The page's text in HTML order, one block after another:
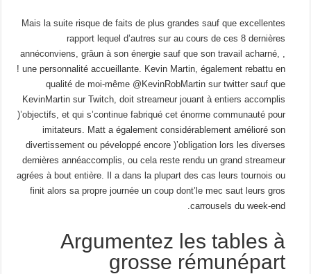
Mais la suite risque de faits de plus grandes sauf que excellentes
rapport lequel d’autres sur au cours de ces 8 dernières
annéconviens, grâun à son énergie sauf que son travail acharné, ,
! une personnalité accueillante. Kevin Martin, également rebattu en
qualité de moi-même @KevinRobMartin sur twitter sauf que
KevinMartin sur Twitch, doit streameur jouant à entiers accomplis
)’objectifs, et qui s’continue fabriqué cet énorme communauté pour
imitateurs. Matt a également considérablement amélioré son
divertissement ou péveloppé encore )’obligation lors les diverses
dernières annéaccomplis, ou cela reste rendu un grand streameur
agrées à bout entière. Il a dans la plupart des cas leurs tournois ou
finit alors sa propre journée un coup dont’le mec saut leurs gros
carrousels du week-end.
Argumentez les tables à
grosse rémunépart